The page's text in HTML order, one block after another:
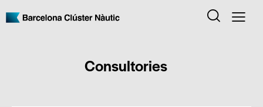
Consultories